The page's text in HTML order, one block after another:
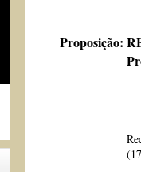
Proposição: